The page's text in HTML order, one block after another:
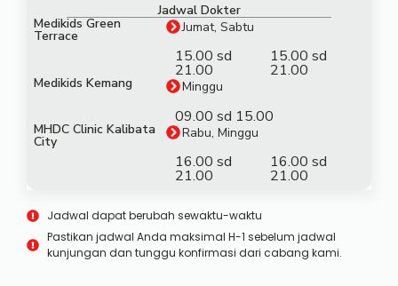
Jadwal Dokter
Medikids Green
Terrace
Jumat, Sabtu
15.00 sd
21.00
15.00 sd
21.00
Medikids Kemang Minggu
09.00 sd 15.00
MHDC Clinic Kalibata
City
Rabu, Minggu
16.00 sd
21.00
16.00 sd
21.00
Jadwal dapat berubah sewaktu-waktu
Pastikan jadwal Anda maksimal H-1 sebelum jadwal
kunjungan dan tunggu konfirmasi dari cabang kami.